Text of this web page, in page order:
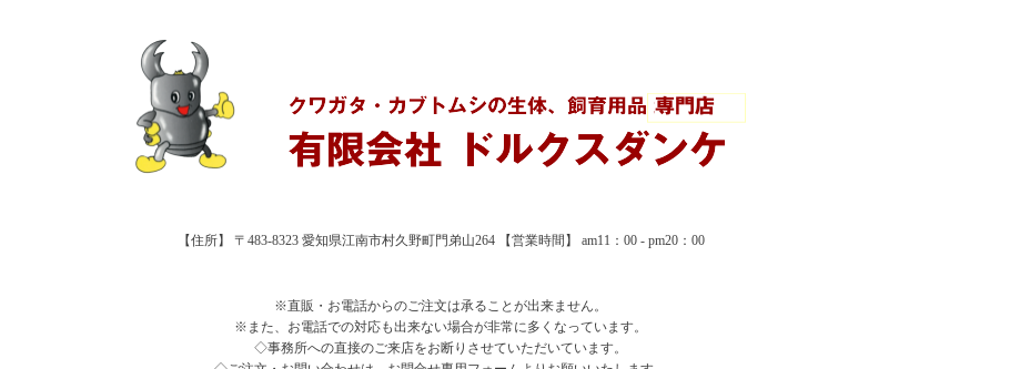
【住所】 〒483-8323 愛知県江南市村久野町門弟山264 【営業時間】 am11：00 - pm20：00
※直販・お電話からのご注文は承ることが出来ません。
※また、お電話での対応も出来ない場合が非常に多くなっています。
◇事務所への直接のご来店をお断りさせていただいています。